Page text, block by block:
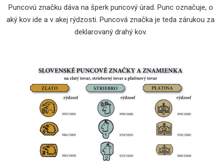
Puncovú značku dáva na šperk puncový úrad. Punc označuje, o
aký kov ide a v akej rýdzosti. Puncová značka je teda zárukou za
deklarovaný drahý kov.